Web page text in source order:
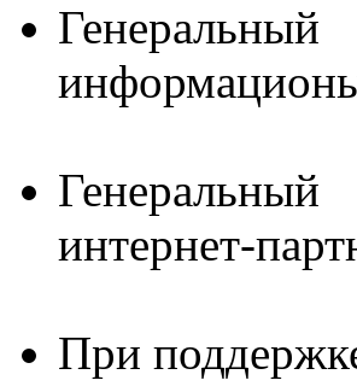
Генеральный
Генеральный
интернет-
При